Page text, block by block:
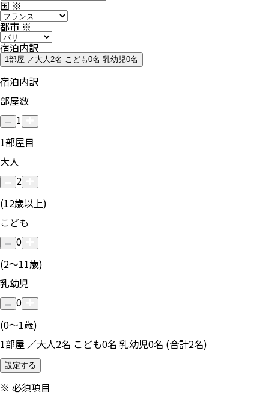
国※
都市※
宿泊内訳
1部屋 ／大人2名 こども0名 乳幼児0名
宿泊内訳
部屋数
1
1部屋目
大人
2
(12歳以上)
こども
0
(2〜11歳)
乳幼児
0
(0〜1歳)
1部屋 ／大人2名 こども0名 乳幼児0名 (合計2名)
設定する
※ 必須項目